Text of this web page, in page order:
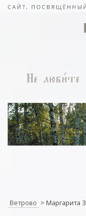
Ветрово > Маргарита